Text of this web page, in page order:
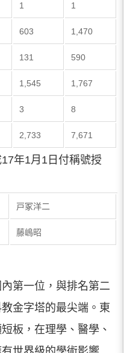
1 1
603 1,470
131 590
1,545 1,767
3 8
2,733 7,671
年1月1日付稱號授
戸冢洋二
藤嶋昭
第一位，與排名第二
金字塔的最尖端。東
板，在理學、醫學、